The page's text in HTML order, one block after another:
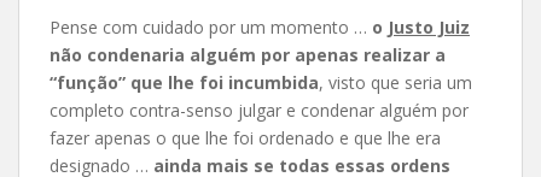
Pense com cuidado por um momento … o Justo Juiz
não condenaria alguém por apenas realizar a
“função” que lhe foi incumbida, visto que seria um
completo contra-senso julgar e condenar alguém por
fazer apenas o que lhe foi ordenado e que lhe era
designado … ainda mais se todas essas ordens